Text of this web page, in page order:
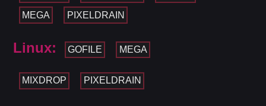
MEGA PIXELDRAIN
Linux: GOFILE MEGA
MIXDROP PIXELDRAIN